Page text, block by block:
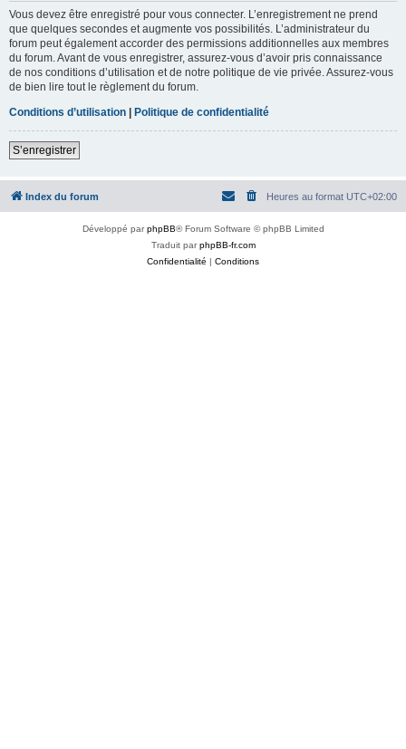
Vous devez être enregistré pour vous connecter. L’enregistrement ne prend
que quelques secondes et augmente vos possibilités. L’administrateur du
forum peut également accorder des permissions additionnelles aux membres
du forum. Avant de vous enregistrer, assurez-vous d’avoir pris connaissance
de nos conditions d’utilisation et de notre politique de vie privée. Assurez-vous
de bien lire tout le règlement du forum.
Conditions d’utilisation | Politique de confidentialité
S’enregistrer
Index du forum Heures au format UTC+02:00
Développé parphpBB® Forum Software © phpBB Limited
Traduit parphpBB-fr.com
Confidentialité | Conditions